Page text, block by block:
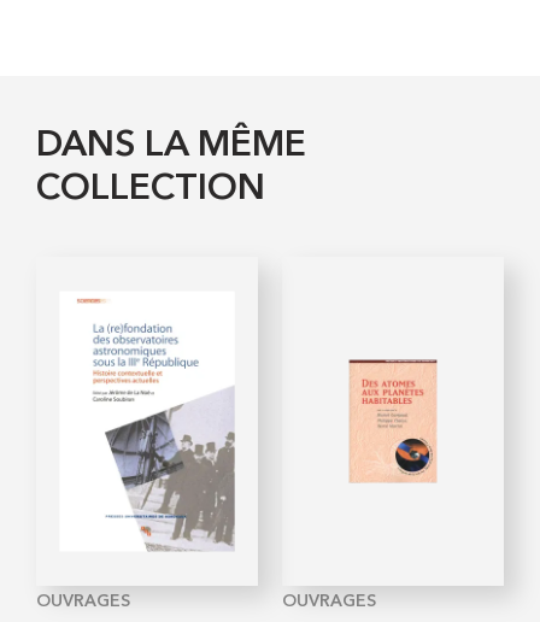
DANS LA MÊME
COLLECTION
OUVRAGES OUVRAGES